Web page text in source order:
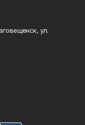
ул.